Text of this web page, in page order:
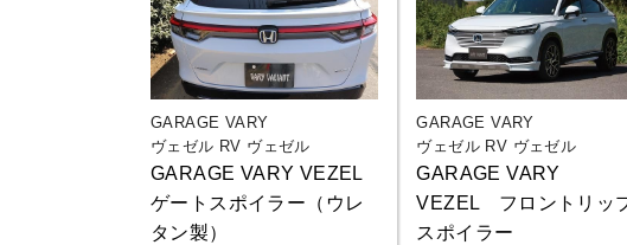
GARAGE VARY
ヴェゼル RV ヴェゼル
GARAGE VARY VEZEL
ゲートスポイラー（ウレ
タン製）
GARAGE VARY
ヴェゼル RV ヴェゼル
GARAGE VARY
VEZEL フロントリッ
スポイラー